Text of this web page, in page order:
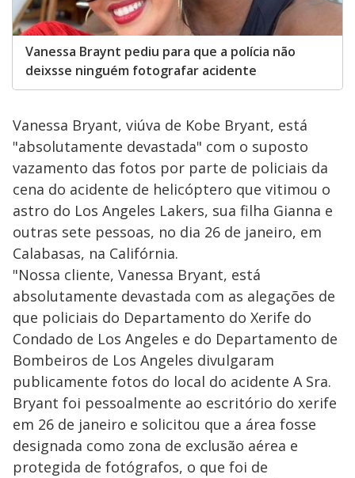
Vanessa Braynt pediu para que a polícia não
deixsse ninguém fotografar acidente
Vanessa Bryant, viúva de Kobe Bryant, está
"absolutamente devastada" com o suposto
vazamento das fotos por parte de policiais da
cena do acidente de helicóptero que vitimou o
astro do Los Angeles Lakers, sua filha Gianna e
outras sete pessoas, no dia 26 de janeiro, em
Calabasas, na Califórnia.
"Nossa cliente, Vanessa Bryant, está
absolutamente devastada com as alegações de
que policiais do Departamento do Xerife do
Condado de Los Angeles e do Departamento de
Bombeiros de Los Angeles divulgaram
publicamente fotos do local do acidente A Sra.
Bryant foi pessoalmente ao escritório do xerife
em 26 de janeiro e solicitou que a área fosse
designada como zona de exclusão aérea e
protegida de fotógrafos, o que foi de